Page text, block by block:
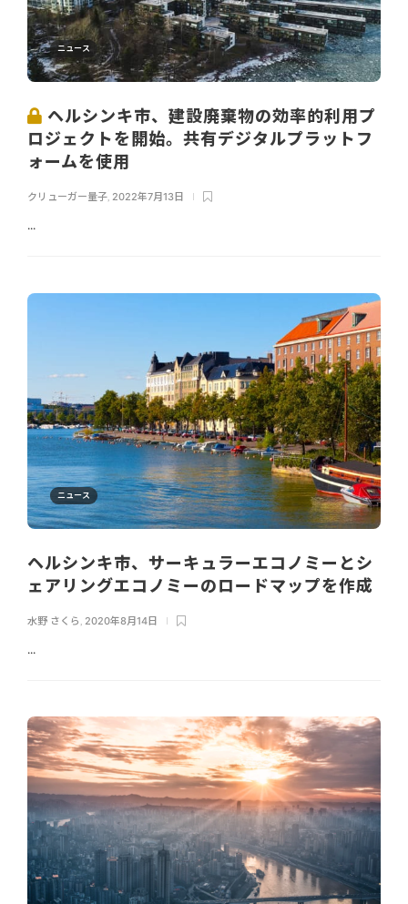
ニュース
ヘルシンキ市、建設廃棄物の効率的利用プ
ロジェクトを開始。共有デジタルプラットフ
ォームを使用
クリューガー量子 2022年7月13日
...
ニュース
ヘルシンキ市、サーキュラーエコノミーとシ
ェアリングエコノミーのロードマップを作成
水野 さくら 2020年8月14日
...